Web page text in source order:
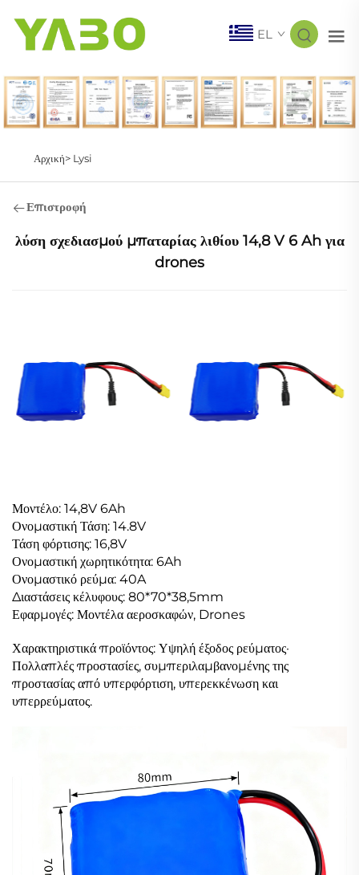
EL
Αρχική> Lysi
Επιστροφή
λύση σχεδιασμού μπαταρίας λιθίου 14,8 V 6 Ah για
drones
Μοντέλο: 14,8V 6Ah
Ονομαστική Τάση: 14.8V
Τάση φόρτισης: 16,8V
Ονομαστική χωρητικότητα: 6Ah
Ονομαστικό ρεύμα: 40A
Διαστάσεις κέλυφους: 80*70*38,5mm
Εφαρμογές: Μοντέλα αεροσκαφών, Drones
Χαρακτηριστικά προϊόντος: Υψηλή έξοδος ρεύματος·
Πολλαπλές προστασίες, συμπεριλαμβανομένης της
προστασίας από υπερφόρτιση, υπερεκκένωση και
υπερρεύματος.